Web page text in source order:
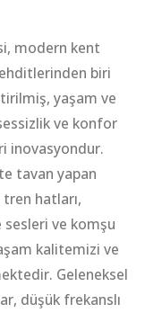
modern kent
biri
yaşam ve
ve konfor
inovasyondur.
tavan yapan
hatları,
sesleri ve komşu
kalitemizi ve
Geleneksel
düşük frekanslı